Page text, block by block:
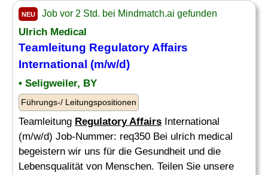
NEU Job vor 2 Std. bei Mindmatch.ai gefunden
Ulrich Medical
Teamleitung Regulatory Affairs
International (m/w/d)
• Seligweiler, BY
Führungs-/ Leitungspositionen
Teamleitung Regulatory Affairs International
(m/w/d) Job-Nummer: req350 Bei ulrich medical
begeistern wir uns für die Gesundheit und die
Lebensqualität von Menschen. Teilen Sie unsere